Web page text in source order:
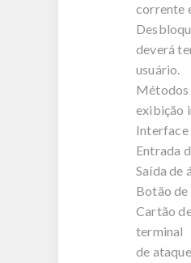
corrente
deverá
usuário.
Métodos
exibição
Entrada
Saída
Botão
Cartão
terminal
de